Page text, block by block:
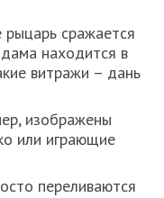
рыцарь сражается
находится в
витражи – дань
изображены
или играющие
переливаются